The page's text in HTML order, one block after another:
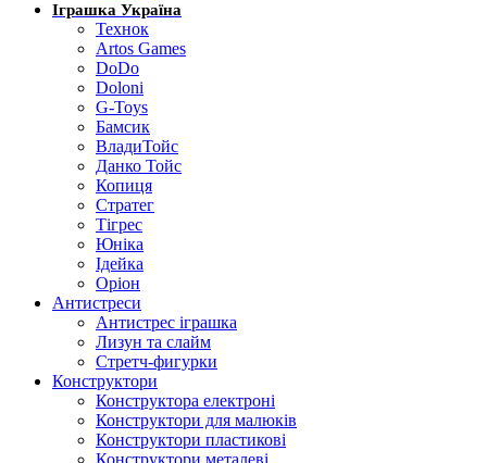
Іграшка Україна
Технок
Artos Games
DoDo
Doloni
G-Toys
Бамсик
ВладиТойс
Данко Тойс
Копиця
Стратег
Тігрес
Юніка
Ідейка
Оріон
Антистреси
Антистрес іграшка
Лизун та слайм
Стретч-фигурки
Конструктори
Конструктора електроні
Конструктори для малюків
Конструктори пластикові
Конструктори металеві